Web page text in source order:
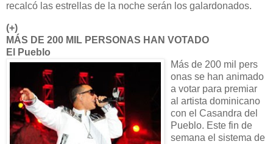
recalcó las estrellas de la noche serán los galardonados.
(+)
MÁS DE 200 MIL PERSONAS HAN VOTADO
El Pueblo
Más de 200 mil pers
onas se han animado
a votar para premiar
al artista dominicano
con el Casandra del
Pueblo. Este fin de
semana el sistema de